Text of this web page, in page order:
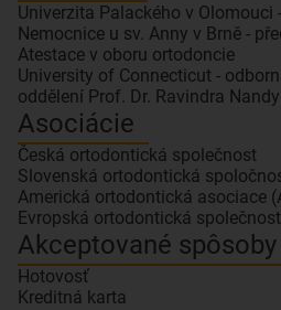
Univerzita Palackého v
Nemocnice u sv. Anny v Brně -
Atestace v oboru ortodoncie
University of Connecticut -
oddělení Prof. Dr. Ravindra Nandy
Asociácie
Česká ortodontická společnost
Slovenská ortodontická
Americká ortodontická asociace
Evropská ortodontická společnost
Akceptované
Hotovosť
Kreditná karta